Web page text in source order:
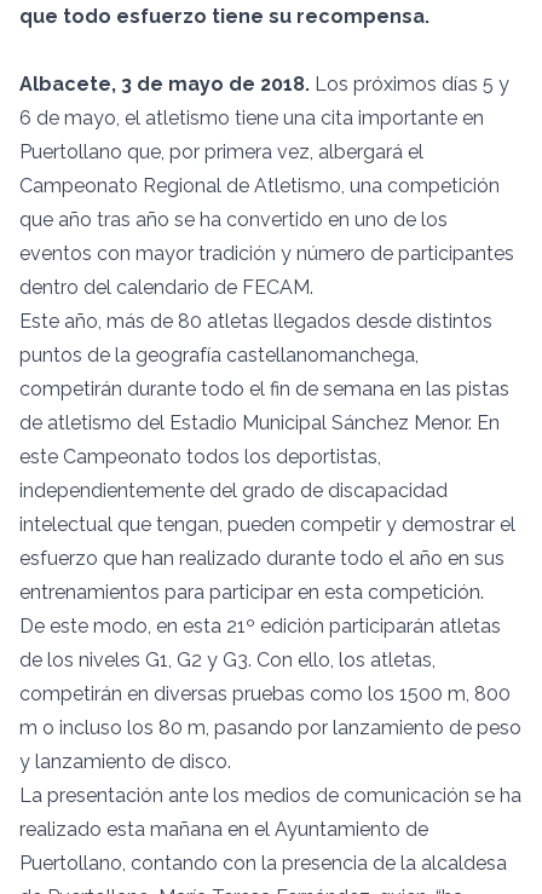
que todo esfuerzo tiene su recompensa.
Albacete, 3 de mayo de 2018. Los próximos días 5 y
6 de mayo, el atletismo tiene una cita importante en
Puertollano que, por primera vez, albergará el
Campeonato Regional de Atletismo, una competición
que año tras año se ha convertido en uno de los
eventos con mayor tradición y número de participantes
dentro del calendario de FECAM.
Este año, más de 80 atletas llegados desde distintos
puntos de la geografía castellanomanchega,
competirán durante todo el fin de semana en las pistas
de atletismo del Estadio Municipal Sánchez Menor. En
este Campeonato todos los deportistas,
independientemente del grado de discapacidad
intelectual que tengan, pueden competir y demostrar el
esfuerzo que han realizado durante todo el año en sus
entrenamientos para participar en esta competición.
De este modo, en esta 21º edición participarán atletas
de los niveles G1, G2 y G3. Con ello, los atletas,
competirán en diversas pruebas como los 1500 m, 800
m o incluso los 80 m, pasando por lanzamiento de peso
y lanzamiento de disco.
La presentación ante los medios de comunicación se ha
realizado esta mañana en el Ayuntamiento de
Puertollano, contando con la presencia de la alcaldesa